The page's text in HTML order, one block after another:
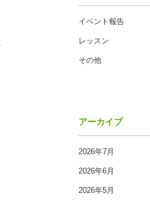
イベント報告
レッスン
その他
アーカイブ
2026年7月
2026年6月
2026年5月